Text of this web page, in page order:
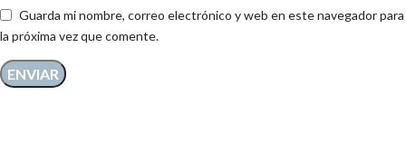
Guarda mi nombre, correo electrónico y web en este navegador para
la próxima vez que comente.